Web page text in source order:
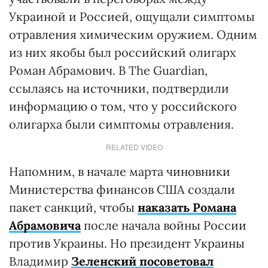
Украиной и Россией, ощущали симптомы
отравления химическим оружием. Одним
из них якобы был российский олигарх
Роман Абрамович. В The Guardian,
ссылаясь на источники, подтвердили
информацию о том, что у российского
олигарха были симптомы отравления.
RELATED VIDEO
Напомним, в начале марта чиновники
Министерства финансов США создали
пакет санкций, чтобы наказать Романа
Абрамовичапосле начала войны России
против Украины. Но президент Украины
Владимир Зеленский посоветовал